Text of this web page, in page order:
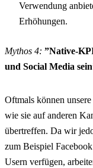
Verwendung
Erhöhungen.
Mythos 4: ”Native-
und Social Media
Oftmals können
wie sie auf anderen
übertreffen. Da wir
zum Beispiel
Usern verfügen,